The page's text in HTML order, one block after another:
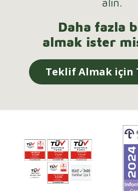
Daha fazla
almak ister
Teklif Almak için